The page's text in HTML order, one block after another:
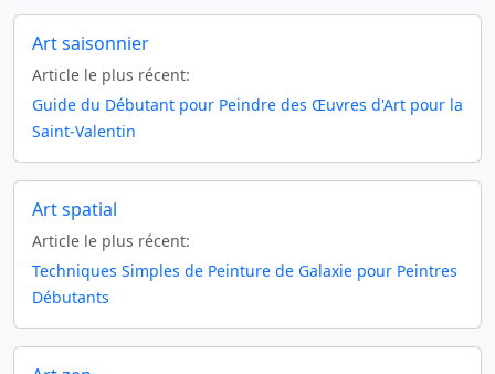
Art saisonnier
Article le plus récent:
Guide du Débutant pour Peindre des Œuvres d'Art pour la
Saint-Valentin
Art spatial
Article le plus récent:
Techniques Simples de Peinture de Galaxie pour Peintres
Débutants